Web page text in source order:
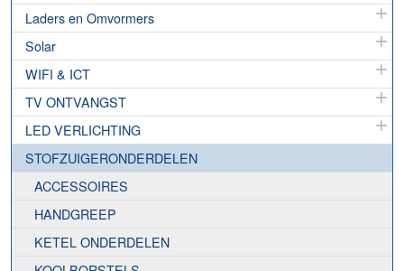
Laders en Omvormers
Solar
WIFI & ICT
TV ONTVANGST
LED VERLICHTING
STOFZUIGERONDERDELEN
ACCESSOIRES
HANDGREEP
KETEL ONDERDELEN